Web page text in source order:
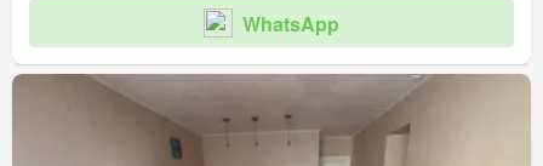
WhatsApp